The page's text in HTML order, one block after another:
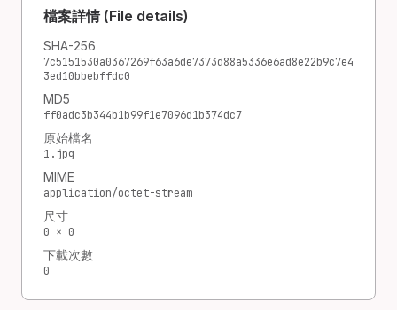
檔案詳情 (File details)
SHA-256
7c5151530a0367269f63a6de7373d88a5336e6ad8e22b9c7e4
3ed10bbebffdc0
MD5
ff0adc3b344b1b99f1e7096d1b374dc7
原始檔名
1.jpg
MIME
application/octet-stream
尺寸
0 × 0
下載次數
0